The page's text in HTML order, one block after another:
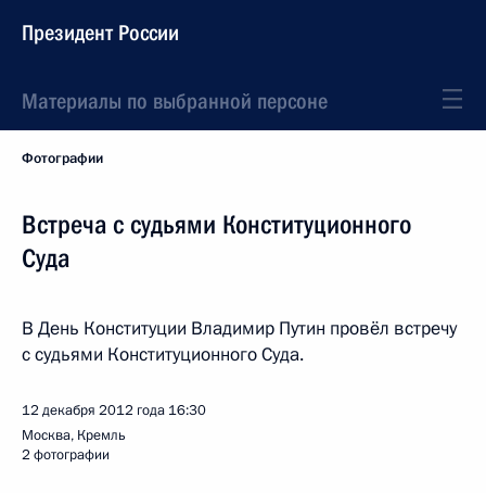
Президент России
Материалы по выбранной персоне
Фотографии
Встреча с судьями Конституционного
Суда
В День Конституции Владимир Путин провёл встречу
с судьями Конституционного Суда.
12 декабря 2012 года 16:30
Москва, Кремль
2 фотографии